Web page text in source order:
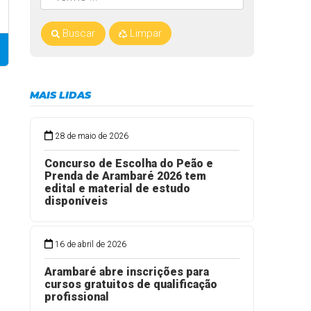
Buscar Limpar
MAIS LIDAS
28 de maio de 2026
Concurso de Escolha do Peão e
Prenda de Arambaré 2026 tem
edital e material de estudo
disponíveis
16 de abril de 2026
Arambaré abre inscrições para
cursos gratuitos de qualificação
profissional